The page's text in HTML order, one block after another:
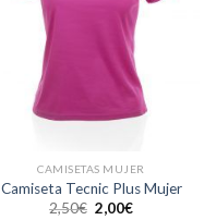
CAMISETAS MUJER
Camiseta Tecnic Plus Mujer
2,50€ 2,00€